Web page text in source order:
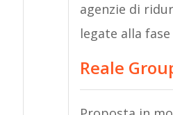
agenzie di
legate alla
Reale